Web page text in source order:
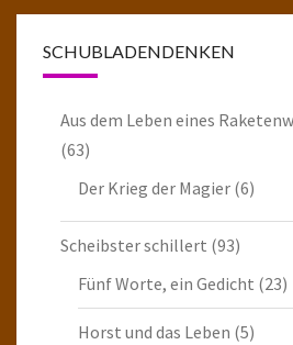
SCHUBLADENDENKEN
Aus dem Leben eines
(63)
Der Krieg der Magier (6)
Scheibster schillert (93)
Fünf Worte, ein Gedicht (23)
Horst und das Leben (5)